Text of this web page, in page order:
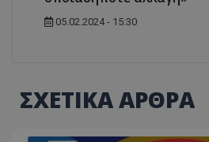
05.02.2024 - 15:30
ΣΧΕΤΙΚΑ ΑΡΘΡΑ